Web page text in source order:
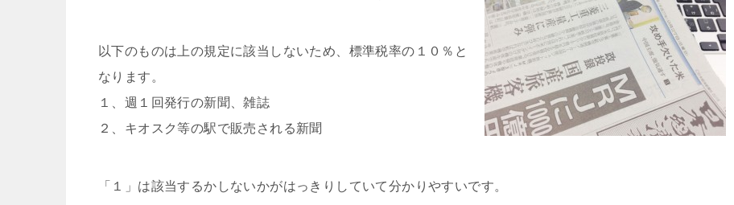
以下のものは上の規定に該当しないため、標準税率の１０％と
なります。
１、週１回発行の新聞、雑誌
２、キオスク等の駅で販売される新聞
「１」は該当するかしないかがはっきりしていて分かりやすいです。